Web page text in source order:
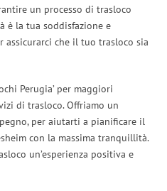
un processo di trasloco
è la tua soddisfazione e
assicurarci che il tuo trasloco sia
Perugia’ per maggiori
di trasloco. Offriamo un
per aiutarti a pianificare il
con la massima tranquillità.
un’esperienza positiva e